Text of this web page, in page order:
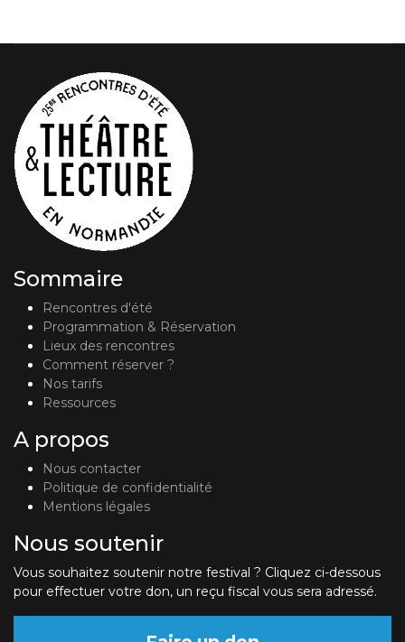
Sommaire
Rencontres d'été
Programmation & Réservation
Lieux des rencontres
Comment réserver ?
Nos tarifs
Ressources
A propos
Nous contacter
Politique de confidentialité
Mentions légales
Nous soutenir
Vous souhaitez soutenir notre festival ? Cliquez ci-dessous
pour effectuer votre don, un reçu fiscal vous sera adressé.